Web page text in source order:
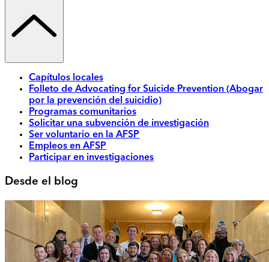
Capítulos locales
Folleto de Advocating for Suicide Prevention (Abogar
por la prevención del suicidio)
Programas comunitarios
Solicitar una subvención de investigación
Ser voluntario en la AFSP
Empleos en AFSP
Participar en investigaciones
Desde el blog